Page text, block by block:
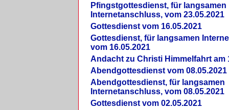
Pfingstgottesdienst, für langsamen
Internetanschluss, vom 23.05.2021
Gottesdienst vom 16.05.2021
Gottesdienst, für langsamen
vom 16.05.2021
Andacht zu Christi Himmelfahrt am
Abendgottesdienst vom 08.05.2021
Abendgottesdienst, für langsamen
Internetanschluss, vom 08.05.2021
Gottesdienst vom 02.05.2021